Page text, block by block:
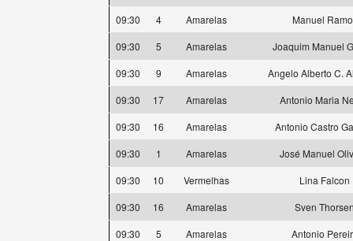
09:30
4 Amarelas
Manuel
09:30
5 Amarelas
Joaquim Manuel
09:30
9 Amarelas
Angelo Alberto C.
09:30
17 Amarelas
Antonio Maria
09:30
16 Amarelas
Antonio Castro
09:30
1 Amarelas
José Manuel
09:30
10 Vermelhas
Lina Falcon
09:30
16 Amarelas
Sven
09:30
5 Amarelas
Antonio